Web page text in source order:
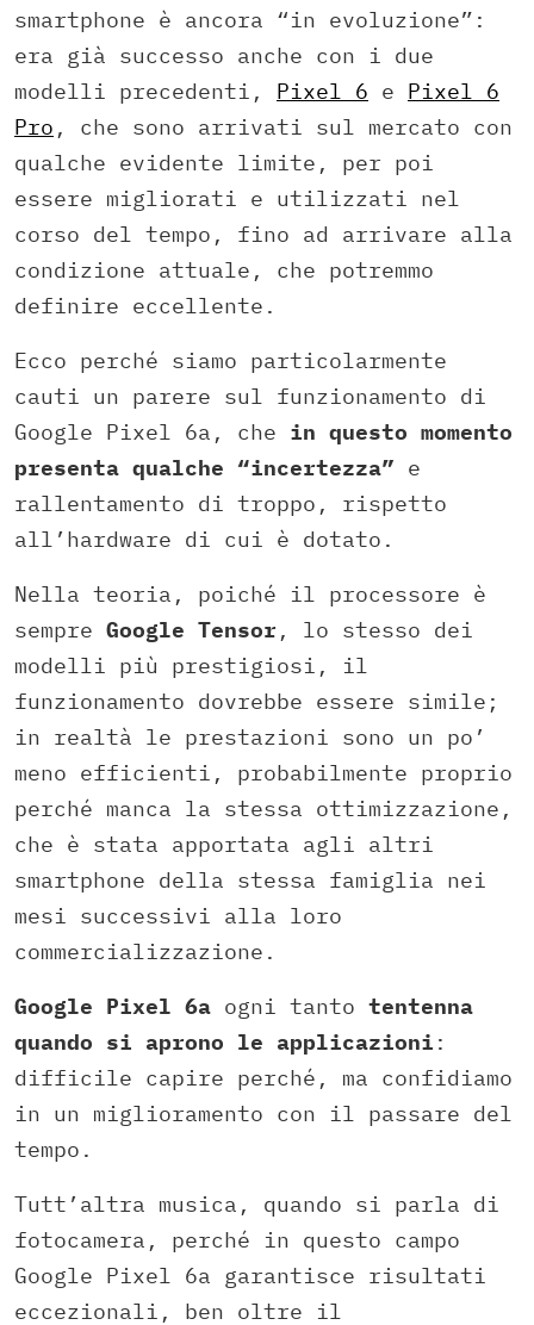
smartphone è ancora “in evoluzione”:
era già successo anche con i due
modelli precedenti, Pixel 6 e Pixel 6
Pro , che sono arrivati sul mercato con
qualche evidente limite, per poi
essere migliorati e utilizzati nel
corso del tempo, fino ad arrivare alla
condizione attuale, che potremmo
definire eccellente.
Ecco perché siamo particolarmente
cauti un parere sul funzionamento di
Google Pixel 6a, che in questo momento
presenta qualche “incertezza” e
rallentamento di troppo, rispetto
all’hardware di cui è dotato.
Nella teoria, poiché il processore è
sempre Google Tensor , lo stesso dei
modelli più prestigiosi, il
funzionamento dovrebbe essere simile;
in realtà le prestazioni sono un po’
meno efficienti, probabilmente proprio
perché manca la stessa ottimizzazione,
che è stata apportata agli altri
smartphone della stessa famiglia nei
mesi successivi alla loro
commercializzazione.
Google Pixel 6a ogni tanto tentenna
quando si aprono le applicazioni :
difficile capire perché, ma confidiamo
in un miglioramento con il passare del
tempo.
Tutt’altra musica, quando si parla di
fotocamera, perché in questo campo
Google Pixel 6a garantisce risultati
eccezionali, ben oltre il